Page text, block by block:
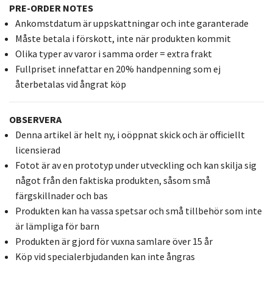
PRE-ORDER NOTES
Ankomstdatum är uppskattningar och inte garanterade
Måste betala i förskott, inte när produkten kommit
Olika typer av varor i samma order = extra frakt
Fullpriset innefattar en 20% handpenning som ej
återbetalas vid ångrat köp
OBSERVERA
Denna artikel är helt ny, i oöppnat skick och är officiellt
licensierad
Fotot är av en prototyp under utveckling och kan skilja sig
något från den faktiska produkten, såsom små
färgskillnader och bas
Produkten kan ha vassa spetsar och små tillbehör som inte
är lämpliga för barn
Produkten är gjord för vuxna samlare över 15 år
Köp vid specialerbjudanden kan inte ångras